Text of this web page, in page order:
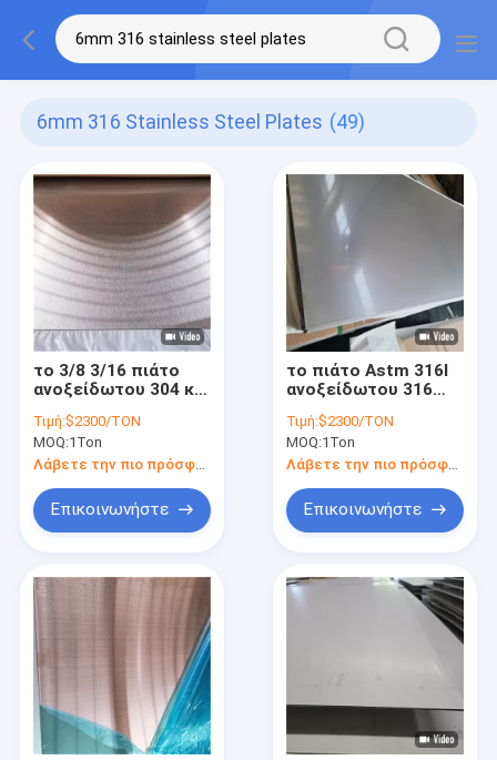
6mm 316 Stainless Steel Plates (49)
το 3/8 3/16 πιάτο
ανοξείδωτου 304 και
10MM 6mm 14 φύλλο
ανοξείδωτου GA
18Ga
Τιμή:$2300/TON
MOQ:1Ton
Λάβετε την πιο πρόσφατη τιμή
Επικοινωνήστε
το πιάτο Astm 316l
ανοξείδωτου 316
12 11 το μετρητή 10
φύλλο ανοξείδωτου
μετρητών
Τιμή:$2300/TON
MOQ:1Ton
Επικοινωνήστε